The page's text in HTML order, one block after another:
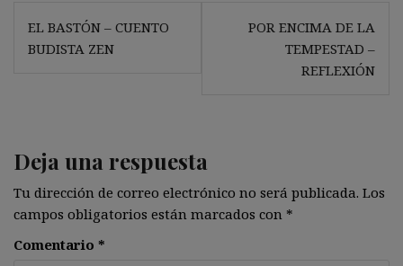
Navegación
de
EL BASTÓN – CUENTO
BUDISTA ZEN
POR ENCIMA DE LA
TEMPESTAD –
REFLEXIÓN
Deja una respuesta
Tu dirección de correo electrónico no será publicada. Los
campos obligatorios están marcados con *
Comentario *